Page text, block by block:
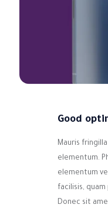
Good
Mauris
elementum.
elementum
facilisis,
Donec sit